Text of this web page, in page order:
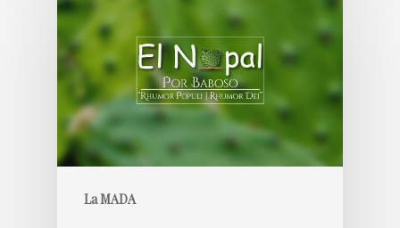
La MADA